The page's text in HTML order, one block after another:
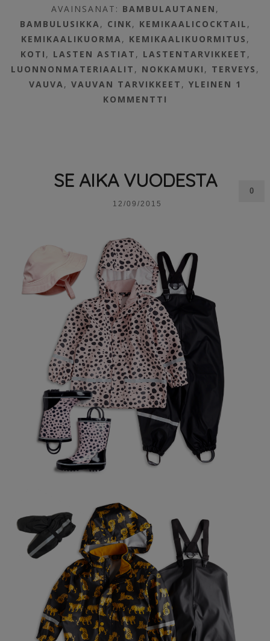
AVAINSANAT: BAMBULAUTANEN ,
BAMBULUSIKKA , CINK, KEMIKAALICOCKTAIL ,
KEMIKAALIKUORMA , KEMIKAALIKUORMITUS ,
KOTI , LASTEN ASTIAT , LASTENTARVIKKEET ,
LUONNONMATERIAALIT , NOKKAMUKI , TERVEYS ,
VAUVA ,VAUVAN TARVIKKEET ,YLEINEN 1
KOMMENTTI
SE AIKA VUODESTA
12/09/2015
0